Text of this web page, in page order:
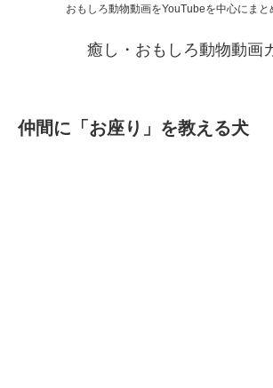
おもしろ動物動画をYouTubeを中心にまと
癒し・おもしろ動物動画
仲間に「お座り」を教える犬